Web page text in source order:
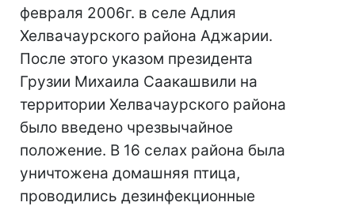
февраля 2006г. в селе Адлия
Хелвачаурского района Аджарии.
После этого указом президента
Грузии Михаила Саакашвили на
территории Хелвачаурского района
было введено чрезвычайное
положение. В 16 селах района была
уничтожена домашняя птица,
проводились дезинфекционные